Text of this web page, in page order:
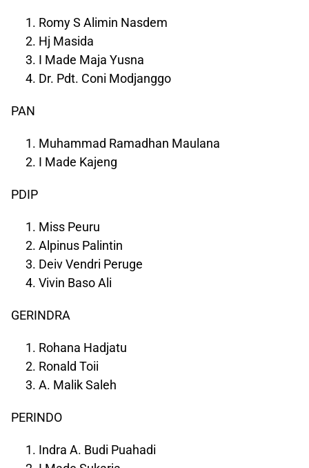
Romy S Alimin Nasdem
Hj Masida
I Made Maja Yusna
Dr. Pdt. Coni Modjanggo
PAN
Muhammad Ramadhan Maulana
I Made Kajeng
PDIP
Miss Peuru
Alpinus Palintin
Deiv Vendri Peruge
Vivin Baso Ali
GERINDRA
Rohana Hadjatu
Ronald Toii
A. Malik Saleh
PERINDO
Indra A. Budi Puahadi